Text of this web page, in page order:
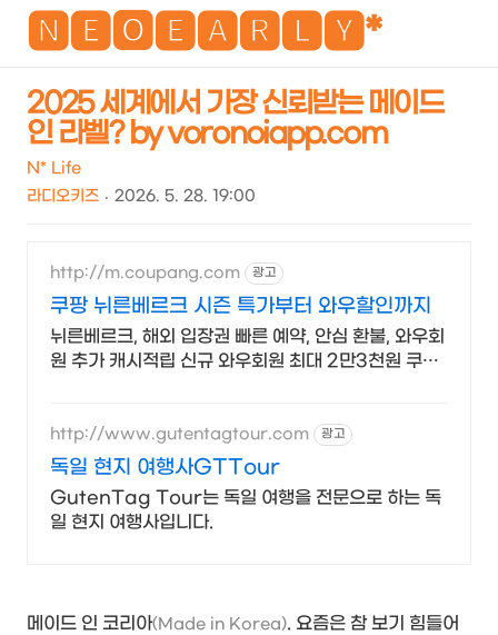
🅽🅴🅾🅴🅰🆁🅻🆈*
2025 세계에서 가장 신뢰받는 메이드
인 라벨? by voronoiapp.com
N* Life
라디오키즈
2026. 5. 28. 19:00
http://m.coupang.com 광고
쿠팡 뉘른베르크 시즌 특가부터 와우할인까지
뉘른베르크, 해외 입장권 빠른 예약, 안심 환불, 와우회
원 추가 캐시적립 신규 와우회원 최대 2만3천원 쿠폰
http://www.gutentagtour.com 광고
독일 현지 여행사GTTour
GutenTag Tour는 독일 여행을 전문으로 하는 독
일 현지 여행사입니다.
메이드 인 코리아(Made in Korea). 요즘은 참 보기 힘들어